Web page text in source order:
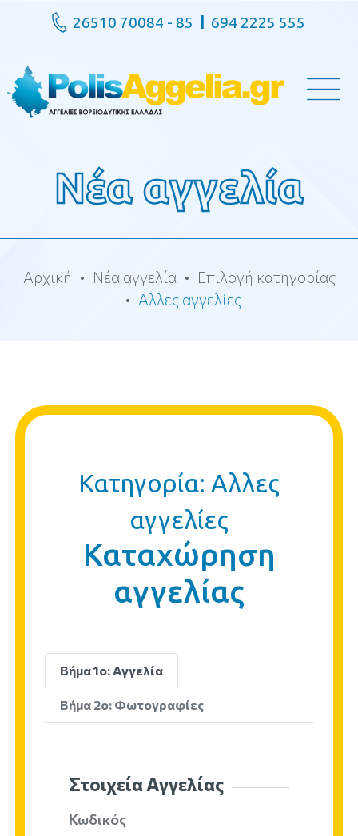
26510 70084 - 85 694 2225 555
Νέα αγγελία
Αρχική Νέα αγγελία
Επιλογή κατηγορίας
Αλλες αγγελίες
Κατηγορία: Αλλες
αγγελίες
Καταχώρηση
αγγελίας
Βήμα 1ο: Αγγελία
Βήμα 2ο: Φωτογραφίες
Στοιχεία Αγγελίας
Κωδικός